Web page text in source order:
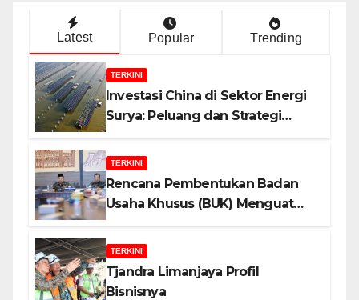
Latest Popular Trending
TERKINI
Investasi China di Sektor Energi
Surya: Peluang dan Strategi
TERKINI
Rencana Pembentukan Badan
Usaha Khusus (BUK) Menguat
Alasannya!
TERKINI
Tjandra Limanjaya Profil
Bisnisnya